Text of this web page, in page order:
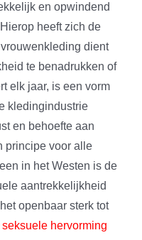
en opwindend
heeft zich de
dient
te benadrukken of
elk jaar, is een vorm
kledingindustrie
en behoefte aan
principe voor alle
in het Westen is de
aantrekkelijkheid
openbaar sterk tot
seksuele hervorming